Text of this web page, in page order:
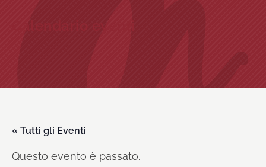
« Tutti gli Eventi
Questo evento è passato.